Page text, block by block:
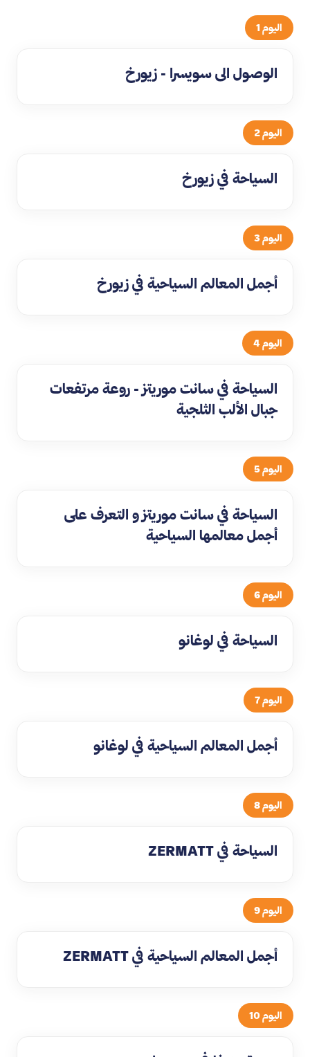
اليوم 1
الوصول الى سويسرا - زيورخ
اليوم 2
السياحة في زيورخ
اليوم 3
أجمل المعالم السياحية في زيورخ
اليوم 4
السياحة في سانت موريتز - روعة مرتفعات
جبال الألب الثلجية
اليوم 5
السياحة في سانت موريتز و التعرف على
أجمل معالمها السياحية
اليوم 6
السياحة في لوغانو
اليوم 7
أجمل المعالم السياحية في لوغانو
اليوم 8
السياحة في ZERMATT
اليوم 9
أجمل المعالم السياحية في ZERMATT
اليوم 10